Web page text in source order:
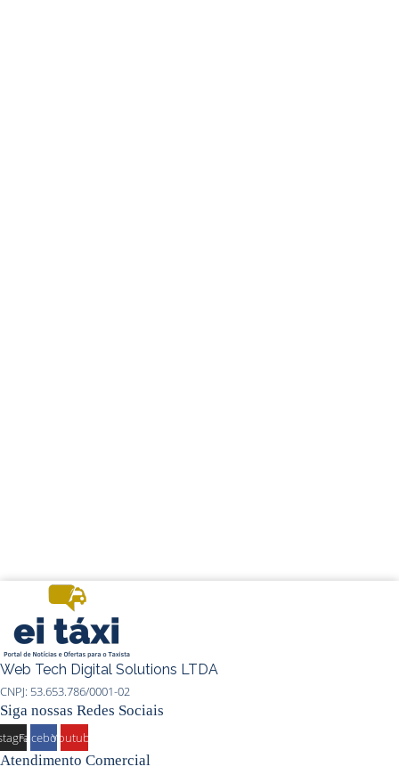
Web Tech Digital Solutions LTDA
CNPJ: 53.653.786/0001-02
Siga nossas Redes Sociais
FacebookYoutube
Atendimento Comercial